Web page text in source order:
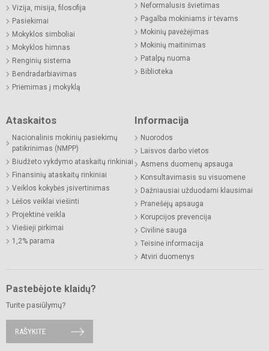
Vizija, misija, filosofija
Pasiekimai
Mokyklos simboliai
Mokyklos himnas
Renginių sistema
Bendradarbiavimas
Priėmimas į mokyklą
Neformalusis švietimas
Pagalba mokiniams ir tėvams
Mokinių pavėžėjimas
Mokinių maitinimas
Patalpų nuoma
Biblioteka
Ataskaitos
Nacionalinis mokinių pasiekimų
patikrinimas (NMPP)
Biudžeto vykdymo ataskaitų rinkiniai
Finansinių ataskaitų rinkiniai
Veiklos kokybės įsivertinimas
Lėšos veiklai viešinti
Projektinė veikla
Viešieji pirkimai
1,2% parama
Informacija
Nuorodos
Laisvos darbo vietos
Asmens duomenų apsauga
Konsultavimasis su visuomene
Dažniausiai užduodami klausimai
Pranešėjų apsauga
Korupcijos prevencija
Civilinė sauga
Teisinė informacija
Atviri duomenys
Pastebėjote klaidų?
Turite pasiūlymų?
RAŠYKITE